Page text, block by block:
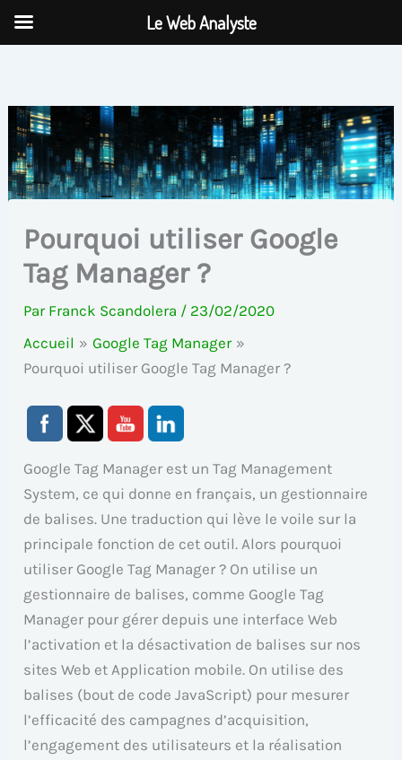
Aller
Pourquoi utiliser Google
Tag Manager ?
Par Franck Scandolera / 23/02/2020
Accueil
Google Tag Manager
Pourquoi utiliser Google Tag Manager ?
Google Tag Manager est un Tag Management
System, ce qui donne en français, un gestionnaire
de balises. Une traduction qui lève le voile sur la
principale fonction de cet outil. Alors pourquoi
utiliser Google Tag Manager ? On utilise un
gestionnaire de balises, comme Google Tag
Manager pour gérer depuis une interface Web
l’activation et la désactivation de balises sur nos
sites Web et Application mobile. On utilise des
balises (bout de code JavaScript) pour mesurer
l’efficacité des campagnes d’acquisition,
l’engagement des utilisateurs et la réalisation
Le Web Analyste